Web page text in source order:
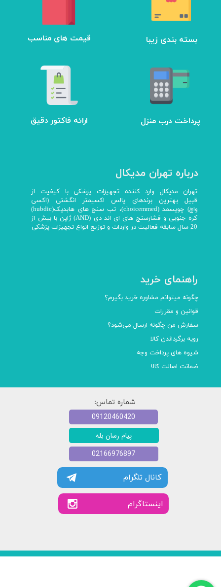
​قیمت های مناسب بسته بندی زیبا
ارائه فاکتور دقیق پرداخت درب منزل
درباره تهران مدیکال
تهران مدیکال وارد کننده تجهیزات پزشکی با کیفیت از
قبیل بهترین برندهای پالس اکسیمتر انگشتی (اکسی
واچ) چویسمد (choicemmed)، تب سنج های هابدیک(hubdic)
کره جنوبی و فشارسنج های ای اند دی (AND) ژاپن با بیش از
20 سال سابقه فعالیت در واردات و توزیع انواع تجهیزات پزشکی
راهنمای خرید
چگونه میتوانم مشاوره خرید بگیرم؟
قوانین و مقررات
سفارش من چگونه ارسال می‌شود؟
رویه برگرداندن کالا
شیوه های پرداخت وجه
ضمانت اصالت کالا
شماره تماس:
کانال تلگرام
​​اینستاگرام
پیام رسان بله
09120460420
02166976897